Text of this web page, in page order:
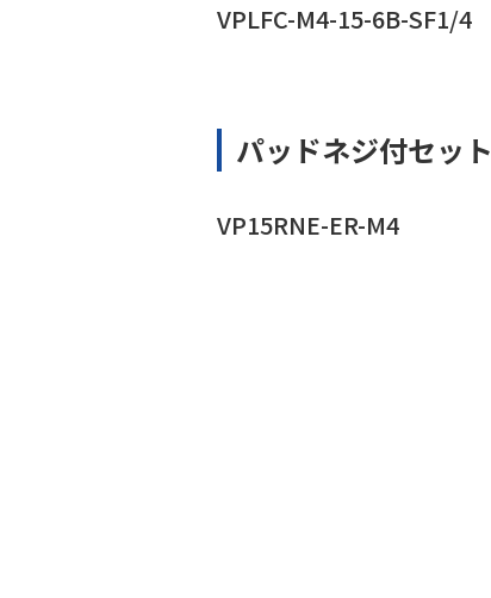
VPLFC-M4-15-6B-SF1/4
パッドネジ付セット
VP15RNE-ER-M4